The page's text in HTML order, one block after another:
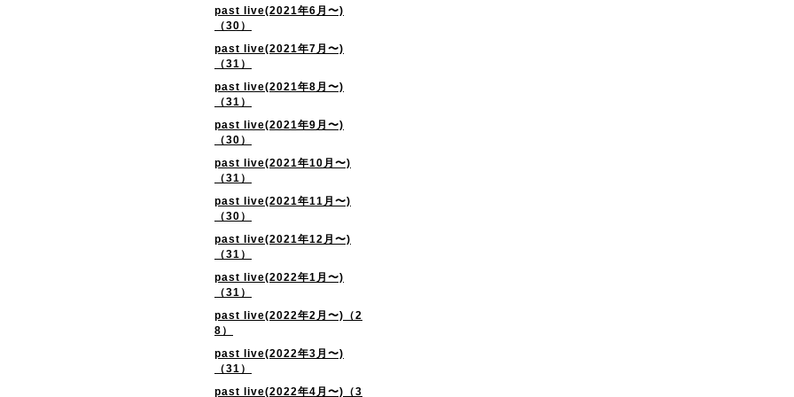
past live(2021年6月〜)
（30）
past live(2021年7月〜)
（31）
past live(2021年8月〜)
（31）
past live(2021年9月〜)
（30）
past live(2021年10月〜)
（31）
past live(2021年11月〜)
（30）
past live(2021年12月〜)
（31）
past live(2022年1月〜)
（31）
past live(2022年2月〜)（2
8）
past live(2022年3月〜)
（31）
past live(2022年4月〜)（3